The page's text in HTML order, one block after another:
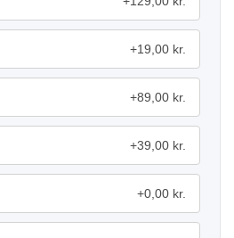
+19,00 kr.
+89,00 kr.
+39,00 kr.
+0,00 kr.